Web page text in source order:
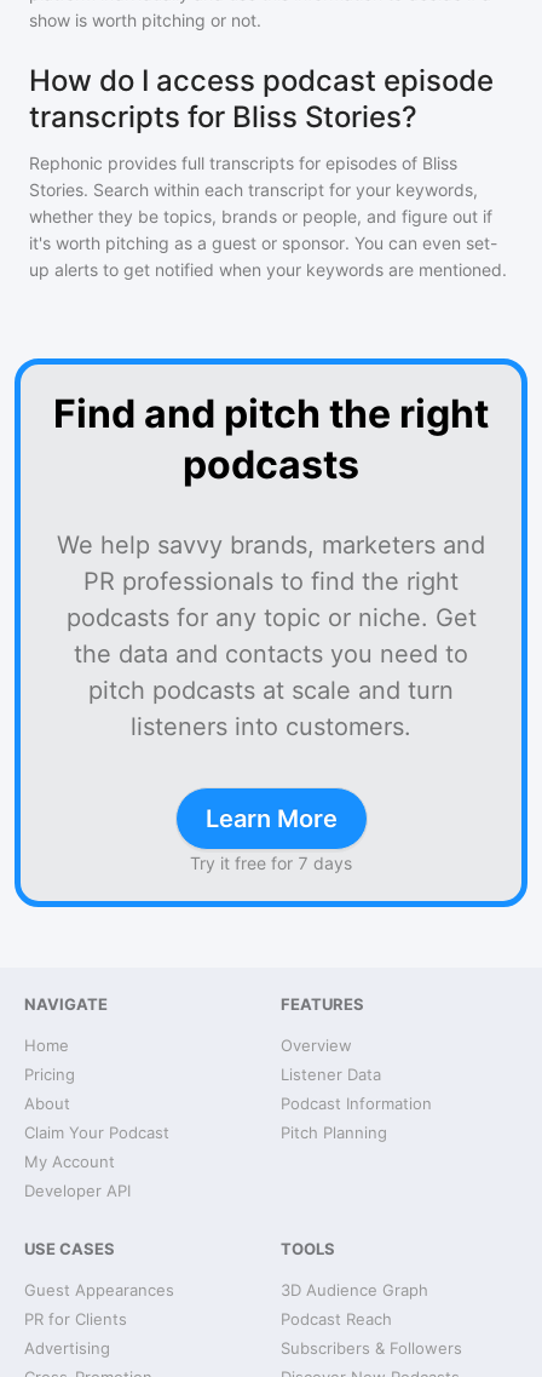
show is worth pitching or not.
How do I access podcast episode
transcripts for Bliss Stories?
Rephonic provides full transcripts for episodes of Bliss
Stories. Search within each transcript for your keywords,
whether they be topics, brands or people, and figure out if
it's worth pitching as a guest or sponsor. You can even set-
up alerts to get notified when your keywords are mentioned.
Find and pitch the right
podcasts
We help savvy brands, marketers and
PR professionals to find the right
podcasts for any topic or niche. Get
the data and contacts you need to
pitch podcasts at scale and turn
listeners into customers.
Learn More
Try it free for 7 days
NAVIGATE
Home
Pricing
About
Claim Your Podcast
My Account
Developer API
FEATURES
Overview
Listener Data
Podcast Information
Pitch Planning
USE CASES
Guest Appearances
PR for Clients
Advertising
TOOLS
3D Audience Graph
Podcast Reach
Subscribers & Followers